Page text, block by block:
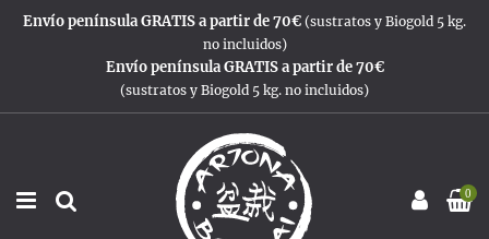
Envío península GRATIS a partir de 70€ (sustratos y Biogold 5 kg.
no incluidos)
Envío península GRATIS a partir de 70€
(sustratos y Biogold 5 kg. no incluidos)
0